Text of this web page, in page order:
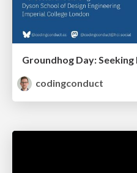
codingconduct